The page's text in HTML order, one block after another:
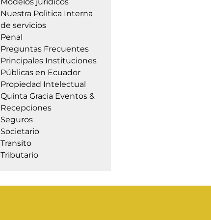
Modelos jurídicos
Nuestra Polìtica Interna
de servicios
Penal
Preguntas Frecuentes
Principales Instituciones
Públicas en Ecuador
Propiedad Intelectual
Quinta Gracia Eventos &
Recepciones
Seguros
Societario
Transito
Tributario